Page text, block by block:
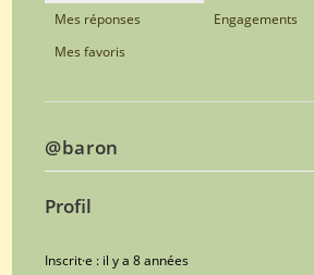
Mes réponses
Engagements
Mes favoris
@baron
Profil
Inscrit·e : il y a 8 années